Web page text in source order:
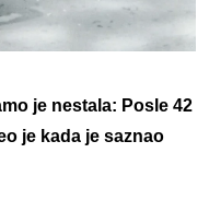
je nestala: Posle 42
je kada je saznao